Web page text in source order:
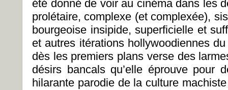
été donné de voir au cinéma dans les
prolétaire, complexe (et complexée),
bourgeoise insipide, superficielle et
et autres itérations hollywoodiennes
dès les premiers plans verse des
désirs bancals qu’elle éprouve pour
hilarante parodie de la culture